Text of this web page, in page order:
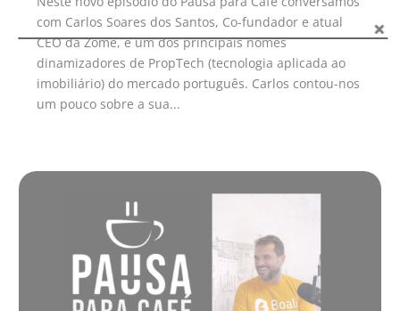
com Carlos Soares dos Santos, Co-fundador e atual
CEO da Zome, e um dos principais nomes
dinamizadores de PropTech (tecnologia aplicada ao
imobiliário) do mercado português. Carlos contou-nos
um pouco sobre a sua...